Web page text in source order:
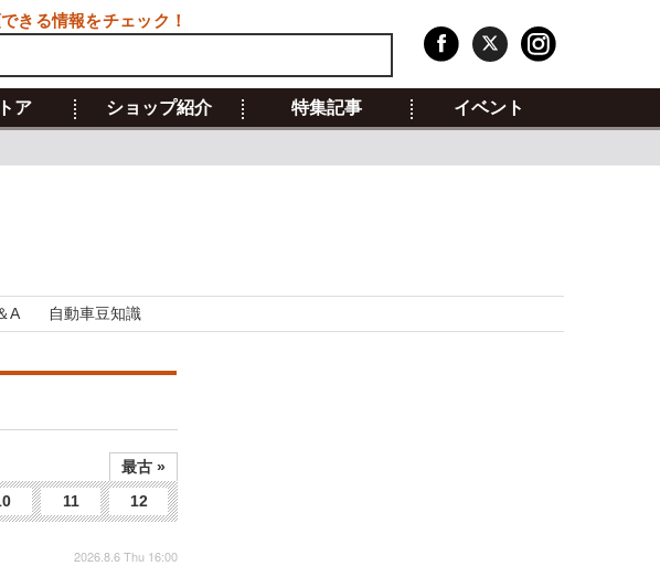
ア ショップ紹介 特集記事 イベント
A 自動車豆知識
最古 »
11 12
2026.8.6 Thu 16:00
きる情報をチェック！